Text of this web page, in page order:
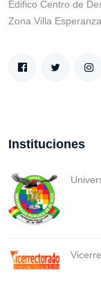
Edifico Centro de
Zona Villa
Instituciones